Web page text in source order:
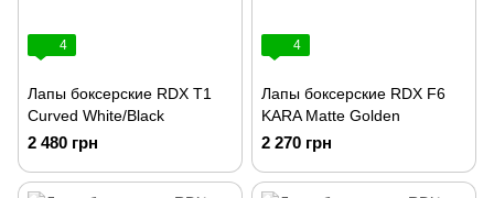
4
Лапы боксерские RDX T1
Curved White/Black
2 480 грн
4
Лапы боксерские RDX F6
KARA Matte Golden
2 270 грн